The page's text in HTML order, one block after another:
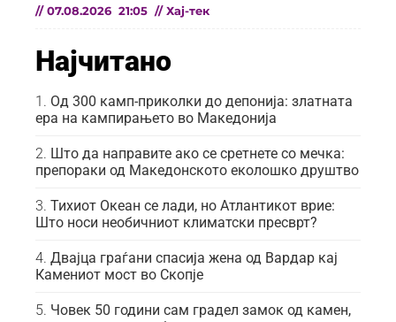
// 07.08.2026 21:05 // Хај-тек
Најчитано
Од 300 камп-приколки до депонија: златната
ера на кампирањето во Македонија
Што да направите ако се сретнете со мечка:
препораки од Македонското еколошко друштво
Тихиот Океан се лади, но Атлантикот врие:
Што носи необичниот климатски пресврт?
Двајца граѓани спасија жена од Вардар кај
Камениот мост во Скопје
Човек 50 години сам градел замок од камен,